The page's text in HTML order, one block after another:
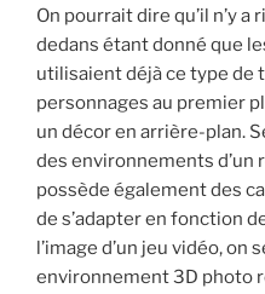
On pourrait dire qu’il n’y
dedans étant donné que
utilisaient déjà ce type de
personnages au premier
un décor en arrière-plan.
des environnements d’un
possède également des
de s’adapter en fonction
l’image d’un jeu vidéo, on
environnement 3D photo